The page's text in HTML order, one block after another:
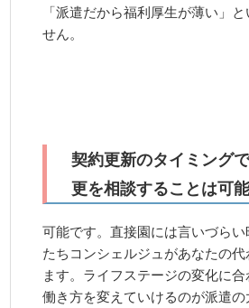
「派遣だから福利厚生が薄い」
せん。
契約更新のタイミング
更を相談することは可
可能です。直接園には言いづら
たちコンシェルジュがあなたの
ます。ライフステージの変化に合
働き方を変えていけるのが派遣の